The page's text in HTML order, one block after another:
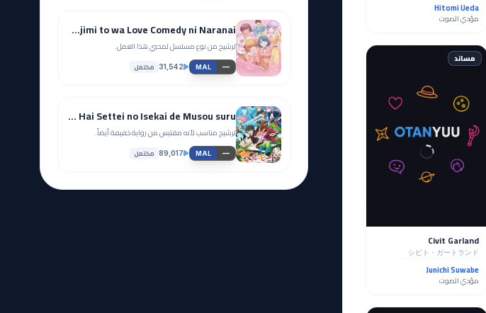
Hitomi Ueda
مؤدي الصوت
مساند
Civit Garland
シビト・ガートランド
Junichi Suwabe
مؤدي الصوت
Osananajimi to wa Love Comedy ni Naranai
ترشيح من نوع مسلسل لمحبي هذا العمل.
MAL —
31,542 مكتمل
Hell Mode: Yarikomizuki no Gamer wa Hai Settei no Isekai de Musou suru
ترشيح مناسب لأنه مقتبس من رواية خفيفة أيضاً.
MAL —
89,017 مكتمل